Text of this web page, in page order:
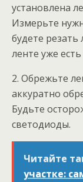
установлена
Измерьте
будете
ленте уже
2. Обрежьте
аккуратно
Будьте
светодиоды.
Читайте
участке: